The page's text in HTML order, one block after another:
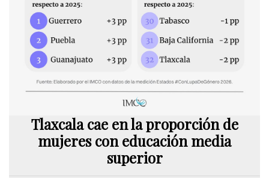
Tlaxcala cae en la proporción de
mujeres con educación media
superior